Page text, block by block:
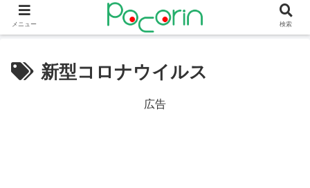
新型コロナウイルス
広告
メニュー 検索